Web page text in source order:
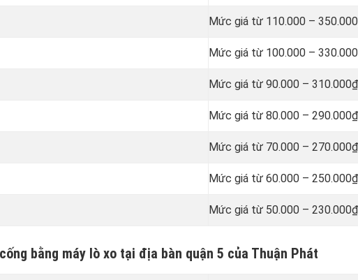
Mức giá từ 110.000 –
Mức giá từ 100.000 –
Mức giá từ 90.000 – 310.000₫
Mức giá từ 80.000 – 290.000₫
Mức giá từ 70.000 – 270.000₫
Mức giá từ 60.000 – 250.000₫
Mức giá từ 50.000 – 230.000₫
bằng máy lò xo tại địa bàn quận 5 của Thuận Phát